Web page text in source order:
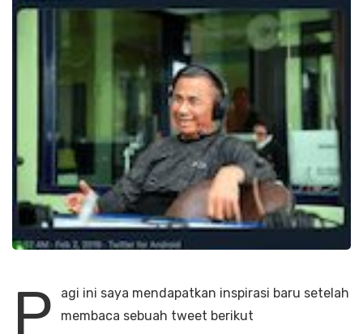
P
agi ini saya mendapatkan inspirasi baru setelah
membaca sebuah tweet berikut